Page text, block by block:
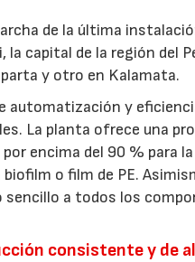
de la última
capital de la región del
y otro en Kalamata.
automatización y
La planta ofrece una
encima del 90 % para
o film de PE.
a todos los
consistente y de